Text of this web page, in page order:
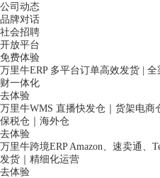
公司动态
品牌对话
社会招聘
开放平台
免费体验
万里牛ERP 多平台订单高效发货 |
财一体化
去体验
万里牛WMS 直播快发仓｜货架电商
保税仓｜海外仓
去体验
万里牛跨境ERP Amazon、速卖通、
发货｜精细化运营
去体验